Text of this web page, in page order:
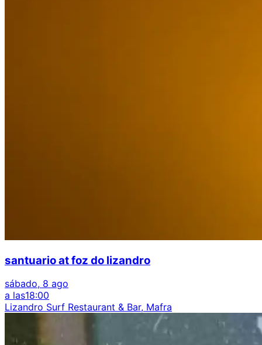
santuario at foz do lizandro
sábado, 8 ago
a las18:00
Lizandro Surf Restaurant & Bar, Mafra